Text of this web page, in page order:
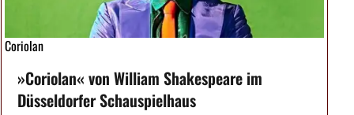
Coriolan
»Coriolan« von William Shakespeare im
Düsseldorfer Schauspielhaus